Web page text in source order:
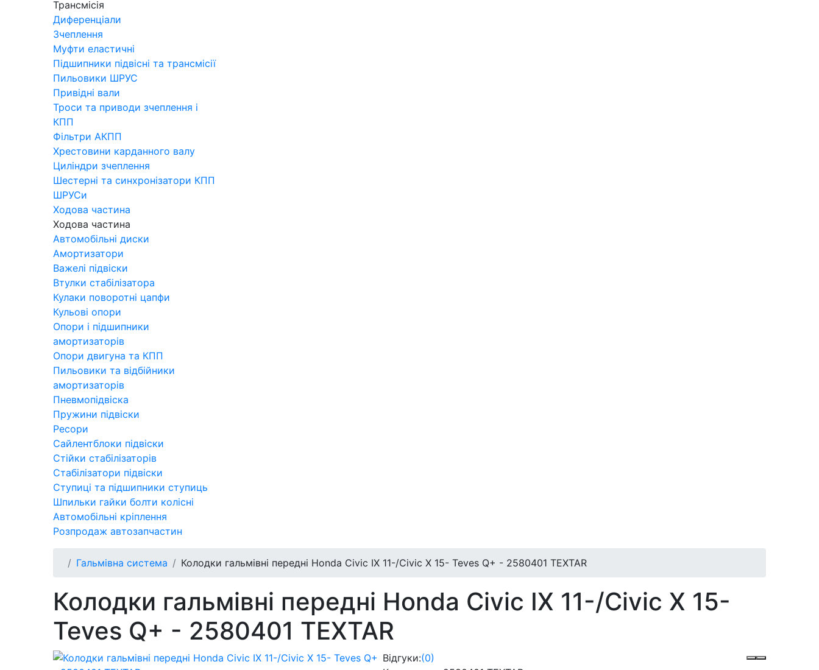
Трансмісія
Диференціали
Зчеплення
Муфти еластичні
Підшипники підвісні та трансмісії
Пильовики ШРУС
Привідні вали
Троси та приводи зчеплення і
КПП
Фільтри АКПП
Хрестовини карданного валу
Циліндри зчеплення
Шестерні та синхронізатори КПП
ШРУСи
Ходова частина
Ходова частина
Автомобільні диски
Амортизатори
Важелі підвіски
Втулки стабілізатора
Кулаки поворотні цапфи
Кульові опори
Опори і підшипники
амортизаторів
Опори двигуна та КПП
Пильовики та відбійники
амортизаторів
Пневмопідвіска
Пружини підвіски
Ресори
Сайлентблоки підвіски
Стійки стабілізаторів
Стабілізатори підвіски
Ступиці та підшипники ступиць
Шпильки гайки болти колісні
Автомобільні кріплення
Розпродаж автозапчастин
Гальмівна система Колодки гальмівні передні Honda Civic IX 11-/Civic X 15- Teves Q+ - 2580401 TEXTAR
Колодки гальмівні передні Honda Civic IX 11-/Civic X 15-
Teves Q+ - 2580401 TEXTAR
Відгуки:(0)